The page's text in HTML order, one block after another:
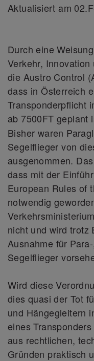
Aktualisiert am
Durch eine
Verkehr,
die Austro Control
dass in Österreich
Transponderpflicht
ab 7500FT geplant
Bisher waren
Segelflieger von
ausgenommen.
dass mit der
European Rules of
notwendig
nicht und wird trotz
Ausnahme für
Segelflieger
Wird diese
dies quasi der Tot
und Hängegleitern
eines
aus rechtlichen,
Gründen praktisch